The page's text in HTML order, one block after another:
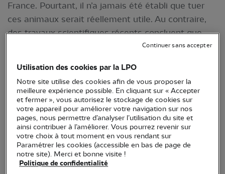
France. Pourtant, il n’a jamais été établi que tuer
ces animaux serait réellement utile. Au contraire,
des travaux scientifiques récents concluent que
non seulement ces destructions massives ne
réguler les populations, mais de plus elles ont des
effets négatifs.La nouvelle étudequi vient d’être
publiée dans la revue Biological Conservation le
confirme, en se basant sur l’analyse des données
officielles françaises collectées durant sept années
: intensifier les destructions ne permet pas de
réduire les dégâts et arrêter les destructions ne
fait pas augmenter les dégâts. Nos associations
Utilisation des cookies par la LPO
Notre site utilise des cookies afin de vous proposer la
meilleure expérience possible. En cliquant sur « Accepter
et fermer », vous autorisez le stockage de cookies sur
votre appareil pour améliorer votre navigation sur nos
pages, nous permettre d’analyser l’utilisation du site et
ainsi contribuer à l’améliorer. Vous pourrez revenir sur
votre choix à tout moment en vous rendant sur
Paramétrer les cookies (accessible en bas de page de
notre site). Merci et bonne visite !
Politique de confidentialité
Continuer sans accepter